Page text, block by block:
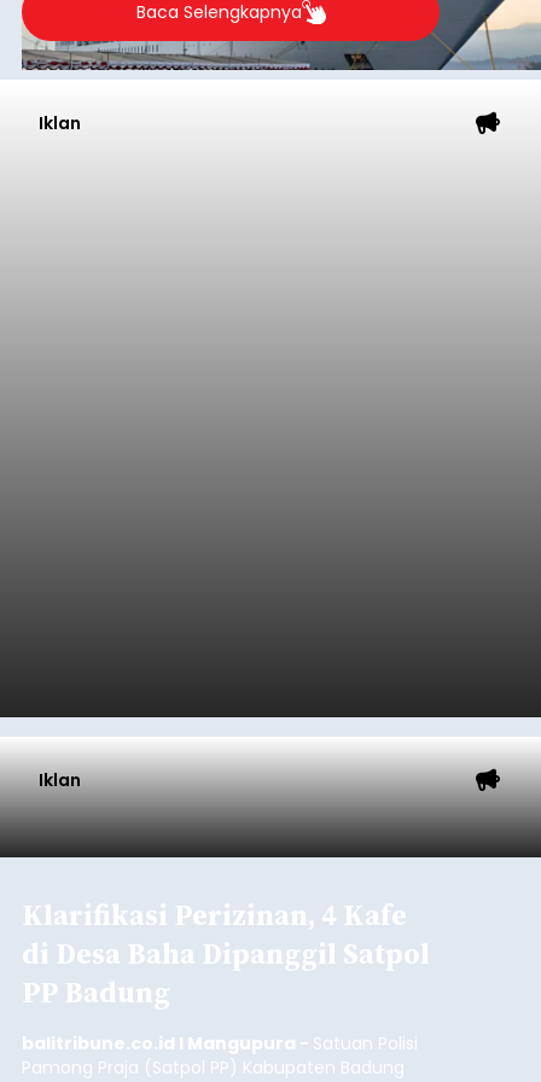
Baca Selengkapnya
Iklan
Iklan
Klarifikasi Perizinan, 4 Kafe
di Desa Baha Dipanggil Satpol
PP Badung
balitribune.co.id I Mangupura - Satuan Polisi
Pamong Praja (Satpol PP) Kabupaten Badung